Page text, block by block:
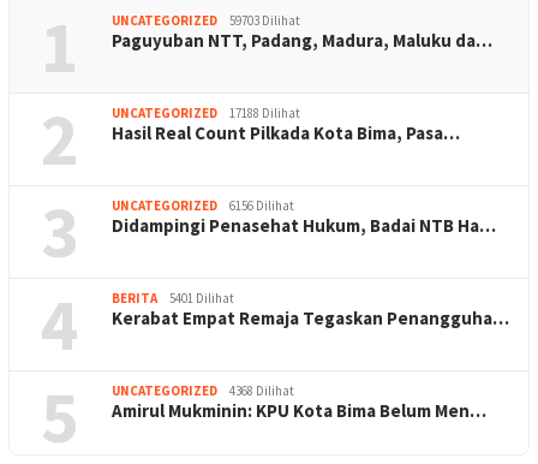
1 UNCATEGORIZED 59703 Dilihat
Paguyuban NTT, Padang, Madura, Maluku da…
2 UNCATEGORIZED 17188 Dilihat
Hasil Real Count Pilkada Kota Bima, Pasa…
3 UNCATEGORIZED 6156 Dilihat
Didampingi Penasehat Hukum, Badai NTB Ha…
4 BERITA 5401 Dilihat
Kerabat Empat Remaja Tegaskan Penangguha…
5 UNCATEGORIZED 4368 Dilihat
Amirul Mukminin: KPU Kota Bima Belum Men…